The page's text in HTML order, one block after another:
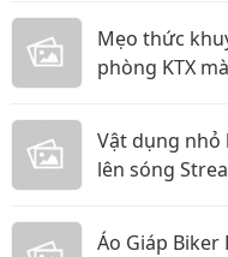
Mẹo thức
phòng KTX
Vật dụng
lên sóng
Áo Giáp Biker